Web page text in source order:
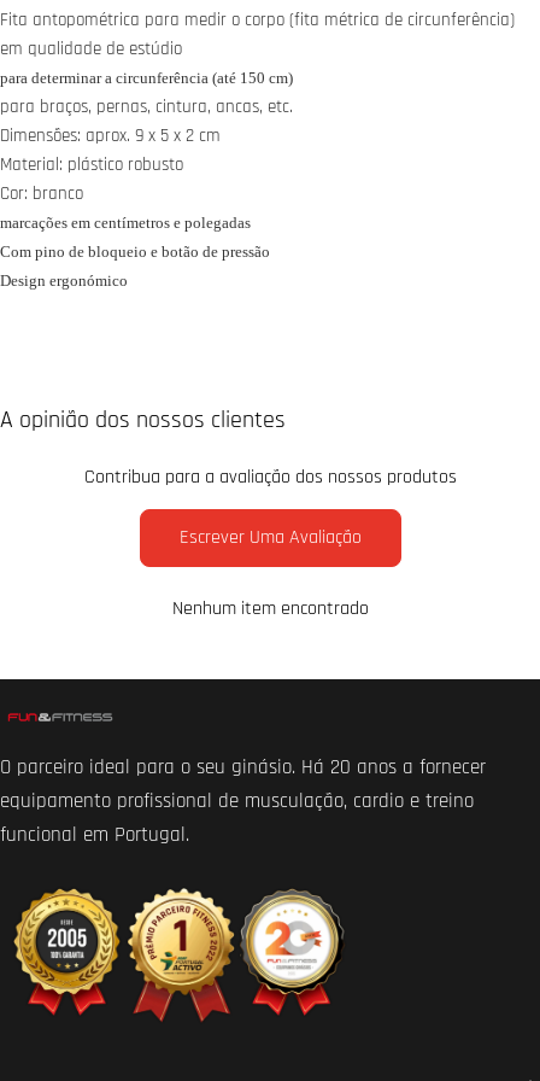
Fita antopométrica para medir o corpo (fita métrica de circunferência)
em qualidade de estúdio
para determinar a circunferência (até 150 cm)
para braços, pernas, cintura, ancas, etc.
Dimensões: aprox. 9 x 5 x 2 cm
Material: plástico robusto
Cor: branco
marcações em centímetros e polegadas
Com pino de bloqueio e botão de pressão
Design ergonómico
A opinião dos nossos clientes
Contribua para a avaliação dos nossos produtos
Escrever Uma Avaliação
Nenhum item encontrado
O parceiro ideal para o seu ginásio. Há 20 anos a fornecer
equipamento profissional de musculação, cardio e treino
funcional em Portugal.